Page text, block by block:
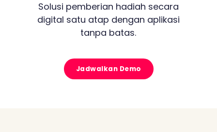
Solusi pemberian hadiah secara
digital satu atap dengan aplikasi
tanpa batas.
Jadwalkan Demo